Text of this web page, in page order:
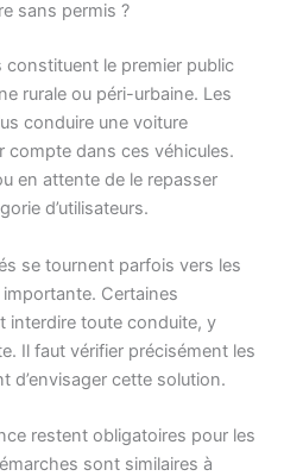
sans permis ?
le premier public
rurale ou péri-urbaine. Les
conduire une voiture
compte dans ces véhicules.
en attente de le repasser
d’utilisateurs.
se tournent parfois vers les
Certaines
interdire toute conduite, y
Il faut vérifier précisément les
d’envisager cette solution.
restent obligatoires pour les
sont similaires à